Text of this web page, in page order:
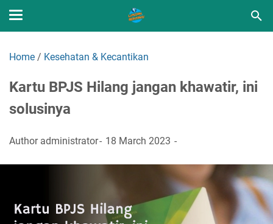
Home / Kesehatan & Kecantikan
Kartu BPJS Hilang jangan khawatir, ini
solusinya
Author administrator 18 March 2023